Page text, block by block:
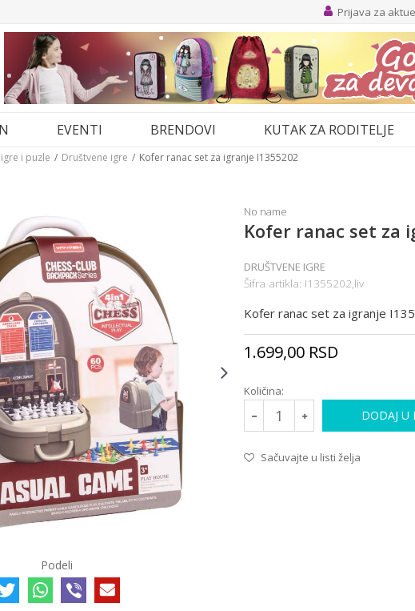
Prijava za
EVENTI BRENDOVI KUTAK ZA RODITELJE
i puzle Društvene igre Kofer ranac set za igranje I1355202
Podeli
No name
Kofer ranac set za
DRUŠTVENE IGRE
Šifra artikla: I1355202,liv
Kofer ranac set za igranje
1.699,00 RSD
Količina:
DODAJ U
Sačuvajte u listi želja